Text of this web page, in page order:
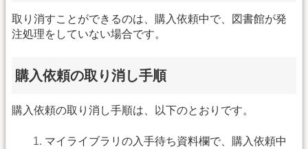
取り消すことができるのは、購入依頼中で、図書館が発
注処理をしていない場合です。
購入依頼の取り消し手順
購入依頼の取り消し手順は、以下のとおりです。
マイライブラリの入手待ち資料欄で、購入依頼中